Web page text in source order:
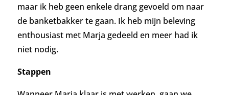
maar ik heb geen enkele drang gevoeld om naar
de banketbakker te gaan. Ik heb mijn beleving
enthousiast met Marja gedeeld en meer had ik
niet nodig.
Stappen